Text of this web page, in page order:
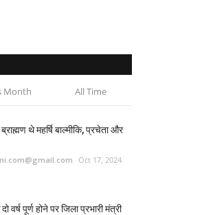
Month All Time
थे महर्षि बाल्मीकि, प्रचेता और
Oct 17, 2024
वर्ष पूर्ण होने पर जिला प्रभारी मंत्री